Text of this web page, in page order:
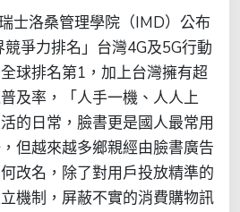
士洛桑管理學院（IMD）公布
爭力排名」台灣4G及5G行動
球排名第1，加上台灣擁有超
及率，「人手一機、人人上
的日常，臉書更是國人最常用
但越來越多鄉親經由臉書廣告
改名，除了對用戶投放精準的
機制，屏蔽不實的消費購物訊